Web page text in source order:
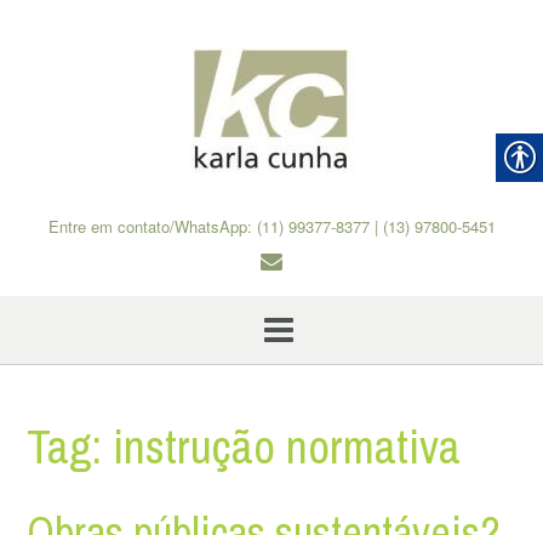
Entre em contato/WhatsApp: (11) 99377-8377 | (13) 97800-5451
Tag: instrução normativa